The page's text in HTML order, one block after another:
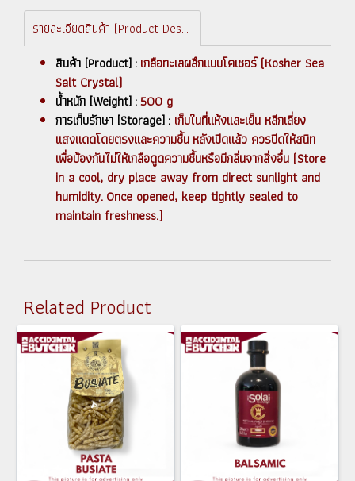
รายละเอียดสินค้า (Product Description)
สินค้า [Product] : เกลือทะเลผลึกแบบโคเชอร์ (Kosher Sea
Salt Crystal)
น้ำหนัก [Weight] :500 g
การเก็บรักษา [Storage] : เก็บในที่แห้งและเย็น หลีกเลี่ยง
แสงแดดโดยตรงและความชื้น หลังเปิดแล้ว ควรปิดให้สนิท
เพื่อป้องกันไม่ให้เกลือดูดความชื้นหรือมีกลิ่นจากสิ่งอื่น (Store
in a cool, dry place away from direct sunlight and
humidity. Once opened, keep tightly sealed to
maintain freshness.)
Related Product